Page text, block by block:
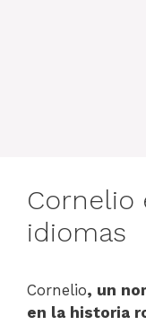
Cornelio
idiomas
Cornelio, un
en la historia